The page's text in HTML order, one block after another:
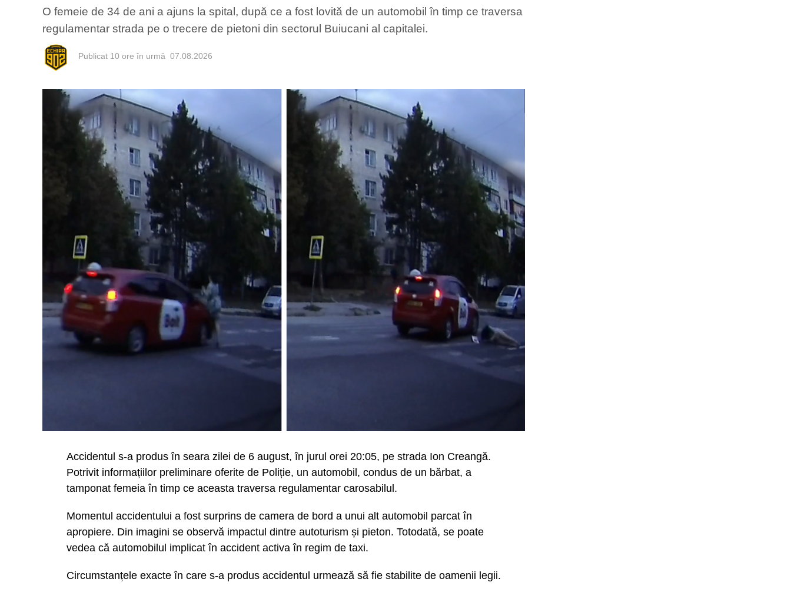
O femeie de 34 de ani a ajuns la spital, după ce a fost lovită de un automobil în timp ce traversa
regulamentar strada pe o trecere de pietoni din sectorul Buiucani al capitalei.
Publicat 10 ore în urmă 07.08.2026
Accidentul s-a produs în seara zilei de 6 august, în jurul orei 20:05, pe strada Ion Creangă.
Potrivit informațiilor preliminare oferite de Poliție, un automobil, condus de un bărbat, a
tamponat femeia în timp ce aceasta traversa regulamentar carosabilul.
Momentul accidentului a fost surprins de camera de bord a unui alt automobil parcat în
apropiere. Din imagini se observă impactul dintre autoturism și pieton. Totodată, se poate
vedea că automobilul implicat în accident activa în regim de taxi.
Circumstanțele exacte în care s-a produs accidentul urmează să fie stabilite de oamenii legii.